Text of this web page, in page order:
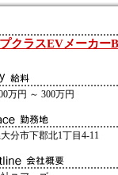
クラスEVメーカー
万円 ～ 300万円
分市下郡北1丁目4-11